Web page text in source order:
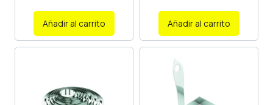
Añadir al carrito Añadir al carrito